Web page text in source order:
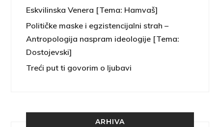
Eskvilinska Venera [Tema: Hamvaš]
Političke maske i egzistencijalni strah –
Antropologija naspram ideologije [Tema:
Dostojevski]
Treći put ti govorim o ljubavi
ARHIVA